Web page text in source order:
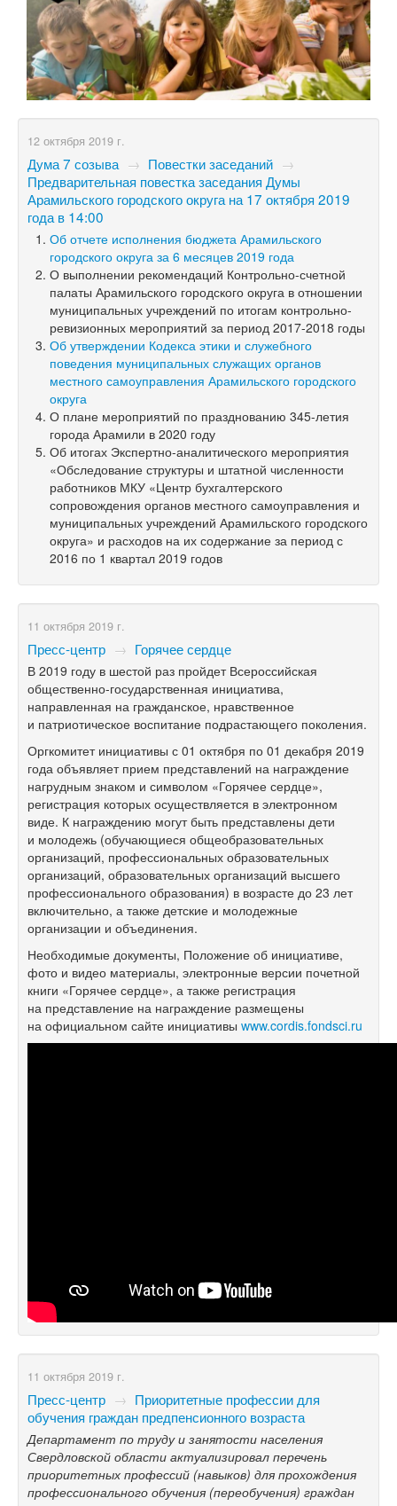
12 октября 2019 г.
Дума 7 созыва → Повестки заседаний →
Предварительная повестка заседания Думы
Арамильского городского округа на 17 октября 2019
года в 14:00
Об отчете исполнения бюджета Арамильского
городского округа за 6 месяцев 2019 года
О выполнении рекомендаций Контрольно-счетной
палаты Арамильского городского округа в отношении
муниципальных учреждений по итогам контрольно-
ревизионных мероприятий за период 2017-2018 годы
Об утверждении Кодекса этики и служебного
поведения муниципальных служащих органов
местного самоуправления Арамильского городского
округа
О плане мероприятий по празднованию 345-летия
города Арамили в 2020 году
Об итогах Экспертно-аналитического мероприятия
«Обследование структуры и штатной численности
работников МКУ «Центр бухгалтерского
сопровождения органов местного самоуправления и
муниципальных учреждений Арамильского городского
округа» и расходов на их содержание за период с
2016 по 1 квартал 2019 годов
11 октября 2019 г.
Пресс-центр → Горячее сердце
В 2019 году в шестой раз пройдет Всероссийская
общественно-государственная инициатива,
направленная на гражданское, нравственное
и патриотическое воспитание подрастающего поколения.
Оргкомитет инициативы с 01 октября по 01 декабря 2019
года объявляет прием представлений на награждение
нагрудным знаком и символом «Горячее сердце»,
регистрация которых осуществляется в электронном
виде. К награждению могут быть представлены дети
и молодежь (обучающиеся общеобразовательных
организаций, профессиональных образовательных
организаций, образовательных организаций высшего
профессионального образования) в возрасте до 23 лет
включительно, а также детские и молодежные
организации и объединения.
Необходимые документы, Положение об инициативе,
фото и видео материалы, электронные версии почетной
книги «Горячее сердце», а также регистрация
на представление на награждение размещены
на официальном сайте инициативы www.cordis.fondsci.ru
11 октября 2019 г.
Пресс-центр → Приоритетные профессии для
обучения граждан предпенсионного возраста
Департамент по труду и занятости населения
Свердловской области актуализировал перечень
приоритетных профессий (навыков) для прохождения
профессионального обучения (переобучения) граждан